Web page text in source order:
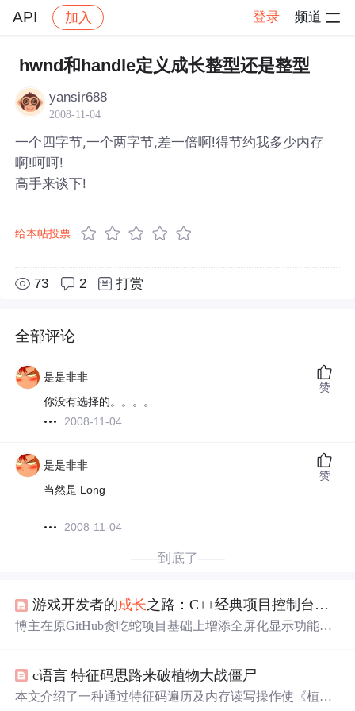
API 加入 登录 频道
社区 API 帖子详情
hwnd和handle定义成长整型还是整型
yansir688
2008-11-04
一个四字节,一个两字节,差一倍啊!得节约我多少内存
啊!呵呵!
高手来谈下!
给本帖投票
73 2 打赏
全部评论
是是非非
你没有选择的。。。。
2008-11-04
赞
是是非非
当然是 Long
2008-11-04
赞
——到底了——
游戏开发者的成长之路：C++经典项目控制台贪吃蛇（在GitHub热门项目上增添功能及修改bug）
博主在原GitHub贪吃蛇项目基础上增添全屏化显示功能，
辑，还列举了关键API，如GetStdHandle()等，并给出原项
目和改写项目的下载地址及参考资料。
c语言 特征码思路来破植物大战僵尸
本文介绍了一种通过特征码遍历及内存读写操作使《植物